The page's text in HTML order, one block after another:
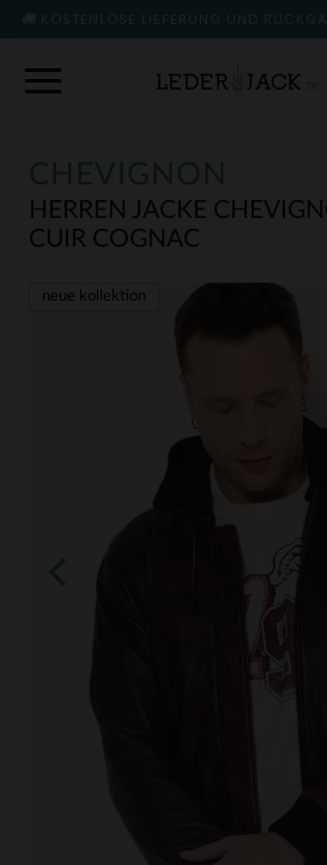
KOSTENLOSE LIEFERUNG UND
CHEVIGNON
HERREN JACKE
CUIR COGNAC
neue kollektion